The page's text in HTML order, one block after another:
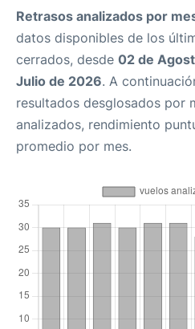
Retrasos analizados por
datos disponibles de los
cerrados, desde 02 de
Julio de 2026. A
resultados desglosados por
analizados, rendimiento
promedio por mes.